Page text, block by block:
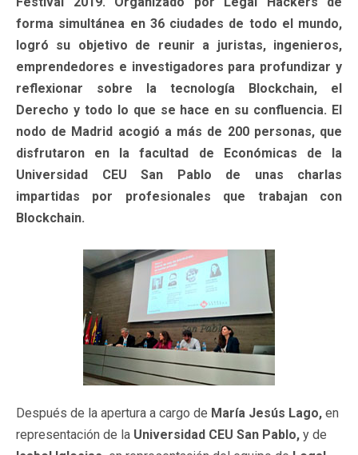
forma simultánea en 36 ciudades de todo el mundo,
logró su objetivo de reunir a juristas, ingenieros,
emprendedores e investigadores para profundizar y
reflexionar sobre la tecnología Blockchain, el
Derecho y todo lo que se hace en su confluencia. El
nodo de Madrid acogió a más de 200 personas, que
disfrutaron en la facultad de Económicas de la
Universidad CEU San Pablo de unas charlas
impartidas por profesionales que trabajan con
Blockchain.
Después de la apertura a cargo de María Jesús Lago, en
representación de la Universidad CEU San Pablo, y de